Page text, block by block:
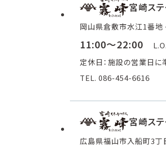
宮崎ス
岡山県倉敷市水江1番地
11:00～22:00
定休日：施設の営業日に
TEL. 086-454-6616
宮崎ス
広島県福山市入船町3丁